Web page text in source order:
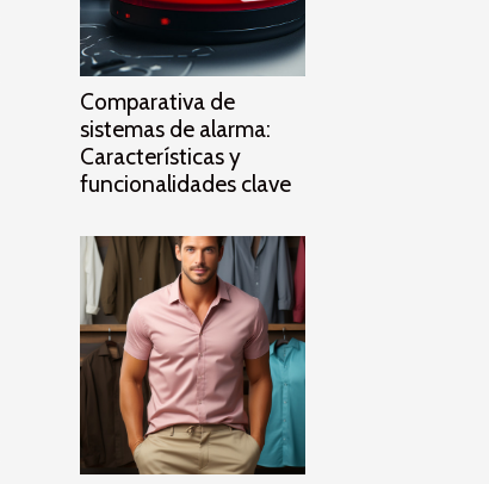
Comparativa de
sistemas de alarma:
Características y
funcionalidades clave